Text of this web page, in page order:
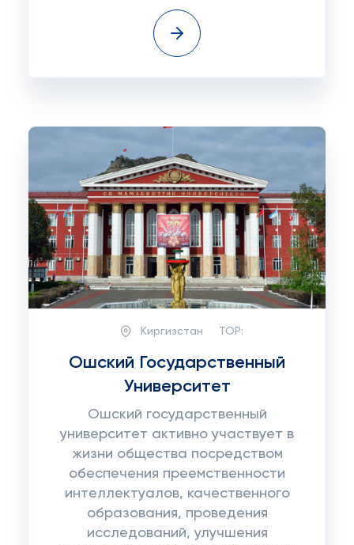
Киргизстан TOP:
Ошский Государственный
Университет
Ошский государственный
университет активно участвует в
жизни общества посредством
обеспечения преемственности
интеллектуалов, качественного
образования, проведения
исследований, улучшения